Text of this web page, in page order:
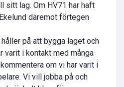
sitt lag. Om HV71 har haft
däremot förtegen
på att bygga laget och
varit i kontakt med många
om vi har varit i
Vi vill jobba på och